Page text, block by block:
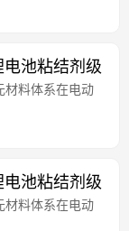
电池粘结剂级
材料体系在电动
电池粘结剂级
材料体系在电动